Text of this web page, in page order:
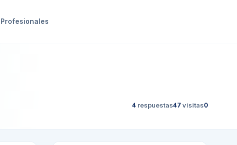
Profesionales
4 respuestas47visitas0